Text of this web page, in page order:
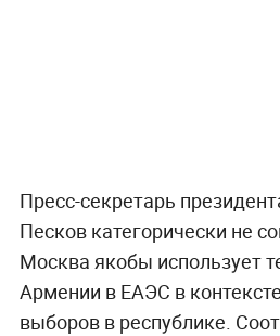
Пресс-секретарь
Песков категорически не
Москва якобы использует
Армении в ЕАЭС в
выборов в республике.